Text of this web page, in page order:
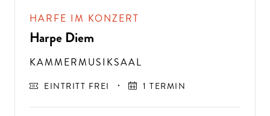
HARFE IM KONZERT
Harpe Diem
KAMMERMUSIKSAAL
EINTRITT FREI 1 TERMIN